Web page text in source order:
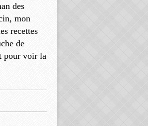
des
mon
recettes
de
pour voir la